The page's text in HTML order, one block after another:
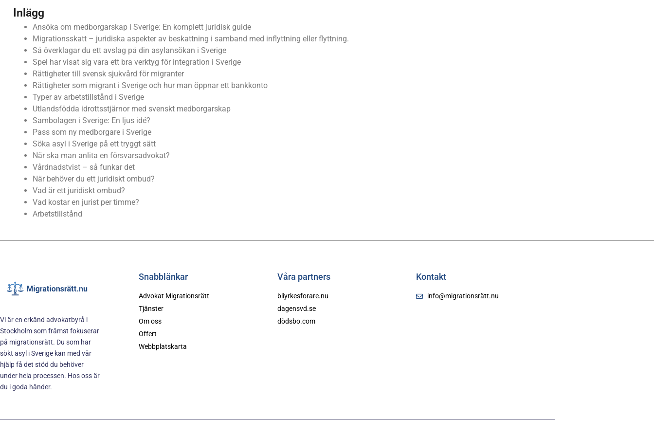
Inlägg
Ansöka om medborgarskap i Sverige: En komplett juridisk guide
Migrationsskatt – juridiska aspekter av beskattning i samband med inflyttning eller flyttning.
Så överklagar du ett avslag på din asylansökan i Sverige
Spel har visat sig vara ett bra verktyg för integration i Sverige
Rättigheter till svensk sjukvård för migranter
Rättigheter som migrant i Sverige och hur man öppnar ett bankkonto
Typer av arbetstillstånd i Sverige
Utlandsfödda idrottsstjärnor med svenskt medborgarskap
Sambolagen i Sverige: En ljus idé?
Pass som ny medborgare i Sverige
Söka asyl i Sverige på ett tryggt sätt
När ska man anlita en försvarsadvokat?
Vårdnadstvist – så funkar det
När behöver du ett juridiskt ombud?
Vad är ett juridiskt ombud?
Vad kostar en jurist per timme?
Arbetstillstånd
Vi är en erkänd advokatbyrå i
Stockholm som främst fokuserar
på migrationsrätt. Du som har
sökt asyl i Sverige kan med vår
hjälp få det stöd du behöver
under hela processen. Hos oss är
du i goda händer.
Snabblänkar
Advokat Migrationsrätt
Tjänster
Om oss
Offert
Webbplatskarta
Våra partners
bliyrkesforare.nu
dagensvd.se
dödsbo.com
Kontakt
info@migrationsrätt.nu